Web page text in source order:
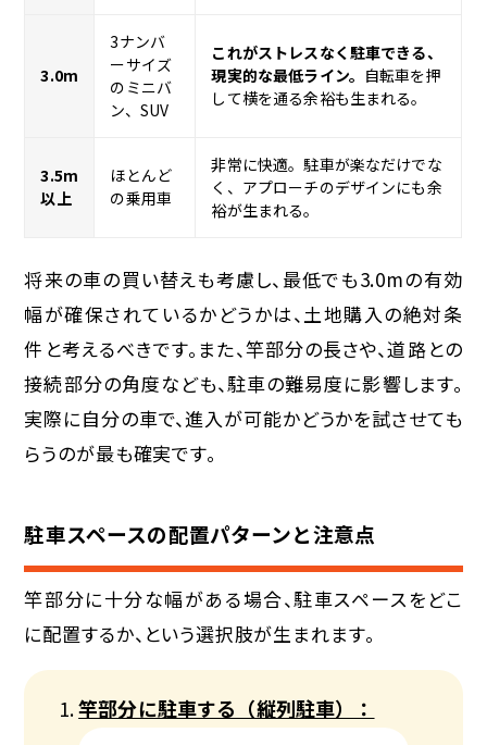
3.0m
3ナンバ
ーサイズ
のミニバ
ン、SUV
これがストレスなく駐車できる、
現実的な最低ライン。 自転車を押
して横を通る余裕も生まれる。
3.5m
以上
ほとんど
の乗用車
非常に快適。駐車が楽なだけでな
く、アプローチのデザインにも余
裕が生まれる。
将来の車の買い替えも考慮し、 最低でも3.0mの有効
幅が確保されているか どうかは、土地購入の絶対条
件と考えるべきです。また、竿部分の長さや、道路との
接続部分の角度なども、駐車の難易度に影響します。
実際に自分の車で、進入が可能かどうかを試させても
らうのが最も確実です。
駐車スペースの配置パターンと注意点
竿部分に十分な幅がある場合、駐車スペースをどこ
に配置するか、という選択肢が生まれます。
竿部分に駐車する（縦列駐車）：